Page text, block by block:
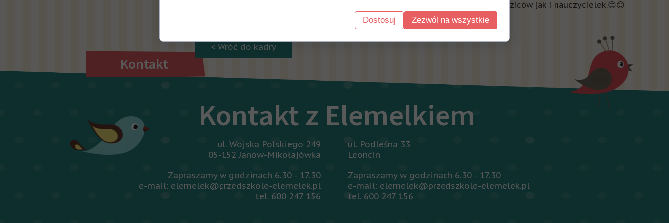
< Wróć do kadry
Kontakt
ul. Podleśna 33
Leoncin
Zapraszamy w godzinach 6.30 - 17.30
e-mail: elemelek@przedszkole-elemelek.pl
tel. 600 247 156
ul. Wojska Polskiego 249
05-152 Janów-Mikołajówka
Zapraszamy w godzinach 6.30 - 17.30
e-mail: elemelek@przedszkole-elemelek.pl
tel. 600 247 156
Kontakt z Elemelkiem
Był to niezapomniany dzień, pełen emocji i miłych wrażeń zarówno dla dzieci, rodziców jak i nauczycielek.😊😊
Dostosuj Zezwól na wszystkie